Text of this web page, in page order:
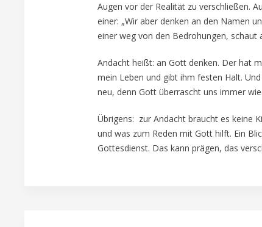
Augen vor der Realität zu verschließen.
einer: „Wir aber denken an den Namen
einer weg von den Bedrohungen, schaut
Andacht heißt: an Gott denken. Der hat
mein Leben und gibt ihm festen Halt.
neu, denn Gott überrascht uns immer
Übrigens: zur Andacht braucht es keine
und was zum Reden mit Gott hilft. Ein
Gottesdienst. Das kann prägen, das